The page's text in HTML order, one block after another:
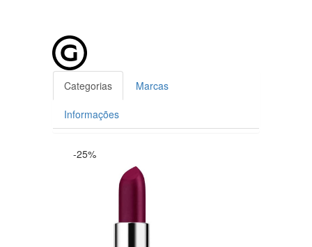
Categorias Marcas
Informações
-25%